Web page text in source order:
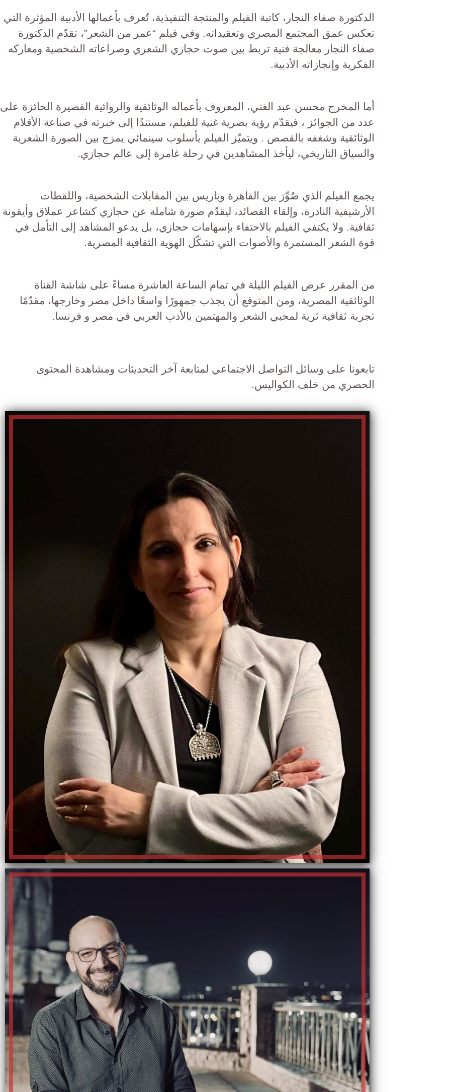
الدكتورة صفاء النجار، كاتبة الفيلم والمنتجة التنفيذية، تُعرف بأعمالها الأدبية المؤثرة التي
تعكس عمق المجتمع المصري وتعقيداته. وفي فيلم “عمر من الشعر”، تقدّم الدكتورة
صفاء النجار معالجة فنية تربط بين صوت حجازي الشعري وصراعاته الشخصية ومعاركه
الفكرية وإنجازاته الأدبية.
أما المخرج محسن عبد الغني، المعروف بأعماله الوثائقية والروائية القصيرة الحائزة على
عدد من الجوائز ، فيقدّم رؤية بصرية غنية للفيلم، مستندًا إلى خبرته في صناعة الأفلام
الوثائقية وشغفه بالقصص . ويتميّز الفيلم بأسلوب سينمائي يمزج بين الصورة الشعرية
والسياق التاريخي، ليأخذ المشاهدين في رحلة غامرة إلى عالم حجازي.
يجمع الفيلم الذي صُوِّرَ بين القاهرة وباريس بين المقابلات الشخصية، واللقطات
الأرشيفية النادرة، وإلقاء القصائد، ليقدّم صورة شاملة عن حجازي كشاعر عملاق وأيقونة
ثقافية. ولا يكتفي الفيلم بالاحتفاء بإسهامات حجازي، بل يدعو المشاهد إلى التأمل في
قوة الشعر المستمرة والأصوات التي تشكّل الهوية الثقافية المصرية.
من المقرر عرض الفيلم الليلة في تمام الساعة العاشرة مساءً على شاشة القناة
الوثائقية المصرية، ومن المتوقع أن يجذب جمهورًا واسعًا داخل مصر وخارجها، مقدّمًا
تجربة ثقافية ثرية لمحبي الشعر والمهتمين بالأدب العربي في مصر و فرنسا.
تابعونا على وسائل التواصل الاجتماعي لمتابعة آخر التحديثات ومشاهدة المحتوى
الحصري من خلف الكواليس.